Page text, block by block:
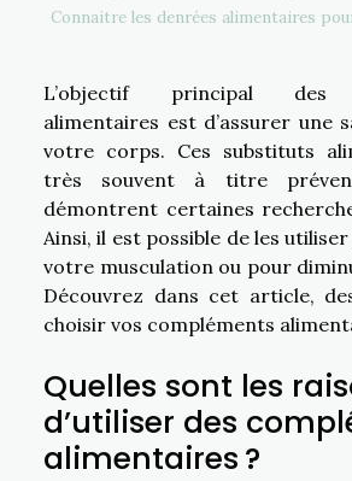
Connaitre les denrées alimentaires
L’objectif principal des
alimentaires est d’assurer une
votre corps. Ces substituts
très souvent à titre
démontrent certaines
Ainsi, il est possible de les
votre musculation ou pour
Découvrez dans cet article,
choisir vos compléments
Quelles sont les
d’utiliser des
alimentaires ?